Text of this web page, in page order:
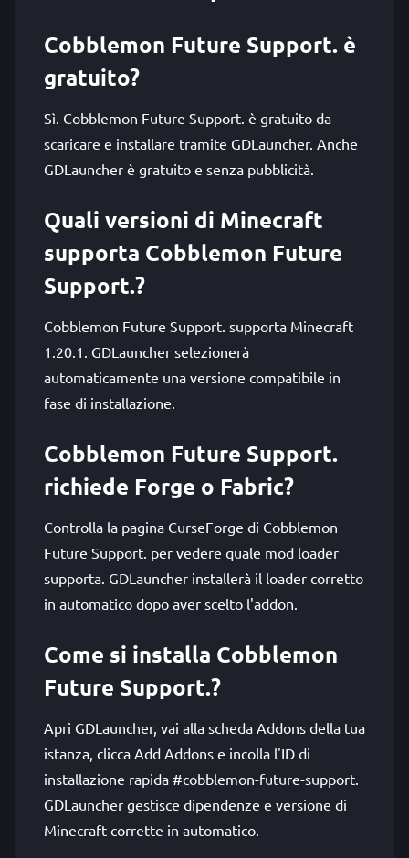
Cobblemon Future Support. è
gratuito?
Sì. Cobblemon Future Support. è gratuito da
scaricare e installare tramite GDLauncher. Anche
GDLauncher è gratuito e senza pubblicità.
Quali versioni di Minecraft
supporta Cobblemon Future
Support.?
Cobblemon Future Support. supporta Minecraft
1.20.1. GDLauncher selezionerà
automaticamente una versione compatibile in
fase di installazione.
Cobblemon Future Support.
richiede Forge o Fabric?
Controlla la pagina CurseForge di Cobblemon
Future Support. per vedere quale mod loader
supporta. GDLauncher installerà il loader corretto
in automatico dopo aver scelto l'addon.
Come si installa Cobblemon
Future Support.?
Apri GDLauncher, vai alla scheda Addons della tua
istanza, clicca Add Addons e incolla l'ID di
installazione rapida #cobblemon-future-support.
GDLauncher gestisce dipendenze e versione di
Minecraft corrette in automatico.